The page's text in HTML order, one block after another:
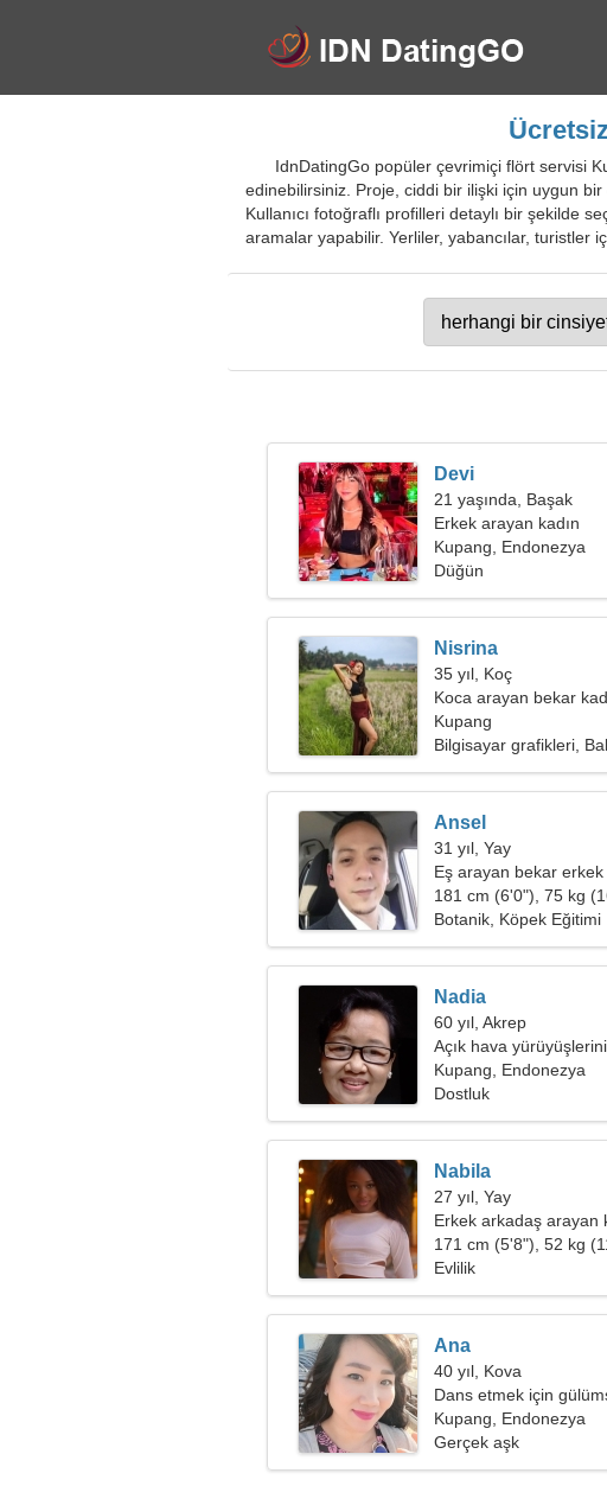
IdnDatingGo popüler çevrimiçi flört servisi
edinebilirsiniz. Proje, ciddi bir ilişki için uygun bir
Kullanıcı fotoğraflı profilleri detaylı bir şekilde
aramalar yapabilir. Yerliler, yabancılar, turistler
Devi
21 yaşında, Başak
Erkek arayan kadın
Kupang, Endonezya
Düğün
Nisrina
35 yıl, Koç
Koca arayan bekar
Kupang
Bilgisayar grafikleri,
Ansel
31 yıl, Yay
Eş arayan bekar
181 cm (6'0"), 75 kg
Botanik, Köpek Eğitimi
Nadia
60 yıl, Akrep
Açık hava
Kupang, Endonezya
Dostluk
Nabila
27 yıl, Yay
Erkek arkadaş arayan
171 cm (5'8"), 52 kg
Evlilik
Ana
40 yıl, Kova
Dans etmek için
arıyorum
Kupang, Endonezya
Gerçek aşk